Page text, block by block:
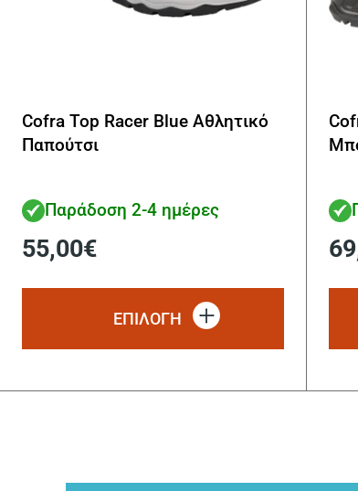
Cofra Top Racer Blue Αθλητικό
Παπούτσι
Παράδοση 2-4 ημέρες
55,00€
ΕΠΙΛΟΓΗ
έχει